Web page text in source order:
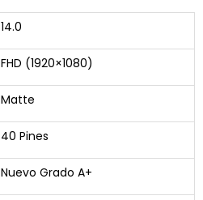
14.0
FHD (1920×1080)
Matte
40 Pines
Nuevo Grado A+